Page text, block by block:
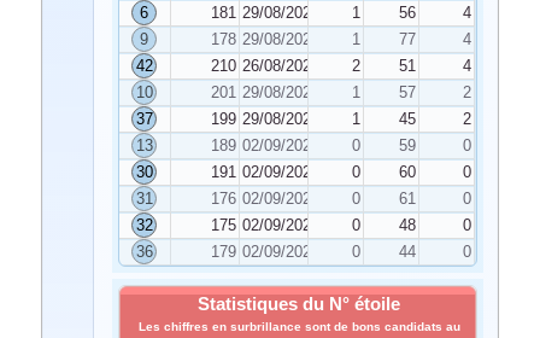
6
181 29/08/2025 1 56
4
9
178 29/08/2025 1 77
4
42
210 26/08/2025 2 51
4
10
201 29/08/2025 1 57
2
37
199 29/08/2025 1 45
2
13
189 02/09/2025 0 59
0
30
191 02/09/2025 0 60
0
31
176 02/09/2025 0 61
0
32
175 02/09/2025 0 48
0
36
179 02/09/2025 0 44 0
Statistiques du N° étoile
Les chiffres en surbrillance sont de bons candidats au